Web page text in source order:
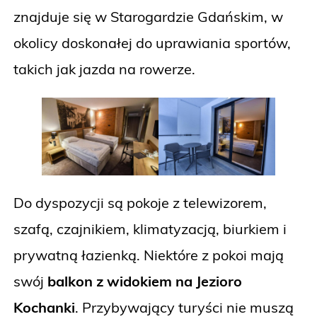
znajduje się w Starogardzie Gdańskim, w
okolicy doskonałej do uprawiania sportów,
takich jak jazda na rowerze.
Do dyspozycji są pokoje z telewizorem,
szafą, czajnikiem, klimatyzacją, biurkiem i
prywatną łazienką. Niektóre z pokoi mają
swój balkon z widokiem na Jezioro
Kochanki. Przybywający turyści nie muszą